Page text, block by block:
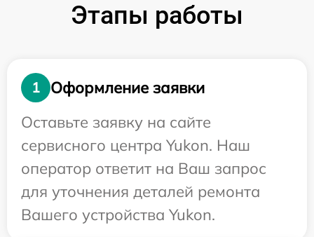
Этапы работы
1
Оформление заявки
Оставьте заявку на сайте
сервисного центра Yukon. Наш
оператор ответит на Ваш запрос
для уточнения деталей ремонта
Вашего устройства Yukon.